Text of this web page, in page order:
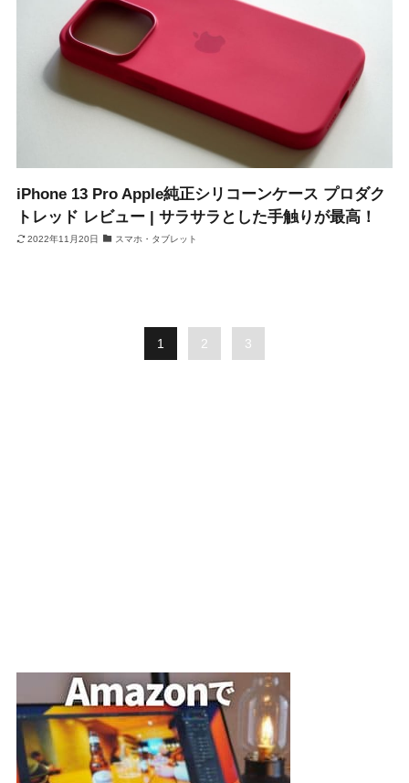
iPhone 13 Pro Apple純正シリコーンケース プロダク
トレッド レビュー | サラサラとした手触りが最高！
2022年11月20日 スマホ・タブレット
1 2 3